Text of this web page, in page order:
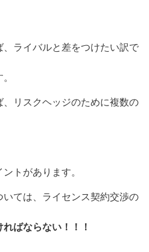
、ライバルと差をつけたい訳で
、リスクヘッジのために複数の
トがあります。
ては、ライセンス契約交渉の
ばならない！！！